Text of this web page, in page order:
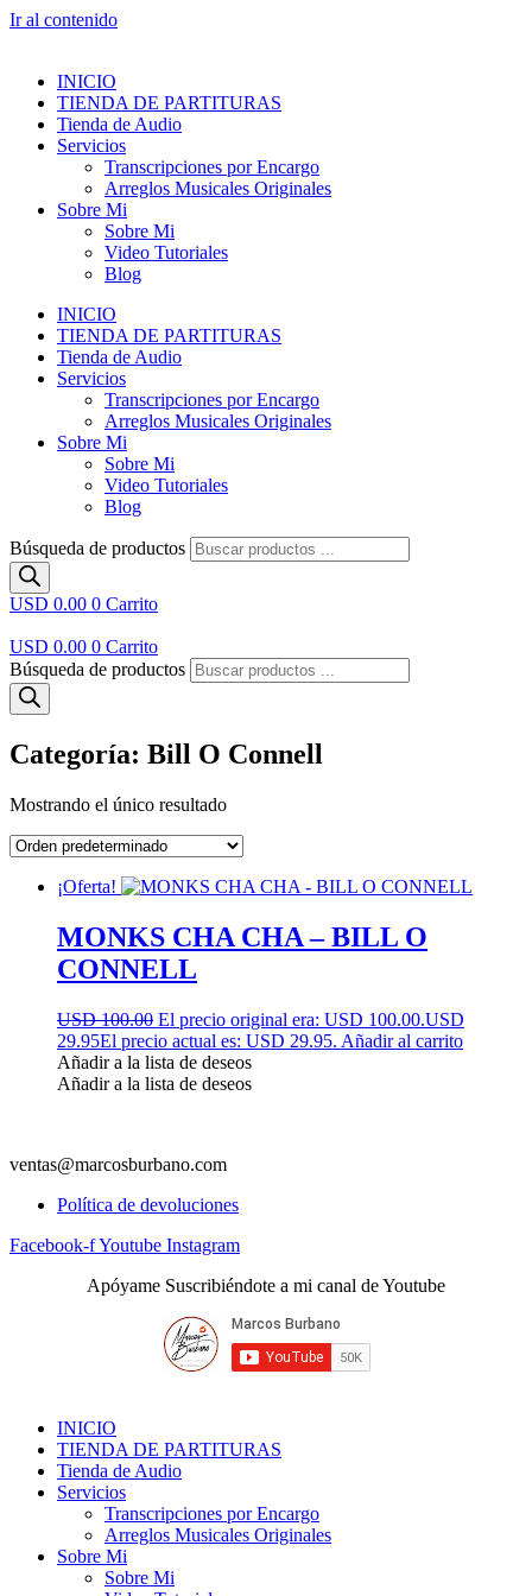
Ir al contenido
INICIO
TIENDA DE PARTITURAS
Tienda de Audio
Servicios
Transcripciones por Encargo
Arreglos Musicales Originales
Sobre Mi
Sobre Mi
Video Tutoriales
Blog
INICIO
TIENDA DE PARTITURAS
Tienda de Audio
Servicios
Transcripciones por Encargo
Arreglos Musicales Originales
Sobre Mi
Sobre Mi
Video Tutoriales
Blog
Búsqueda de productos
USD 0.00 0 Carrito
USD 0.00 0 Carrito
Búsqueda de productos
Categoría: Bill O Connell
Mostrando el único resultado
¡Oferta!
MONKS CHA CHA – BILL O
CONNELL
USD 100.00 El precio original era: USD 100.00.USD
29.95El precio actual es: USD 29.95. Añadir al carrito
Añadir a la lista de deseos
Añadir a la lista de deseos
ventas@marcosburbano.com
Política de devoluciones
Facebook-fYoutube Instagram
Apóyame Suscribiéndote a mi canal de Youtube
INICIO
TIENDA DE PARTITURAS
Tienda de Audio
Servicios
Transcripciones por Encargo
Arreglos Musicales Originales
Sobre Mi
Sobre Mi